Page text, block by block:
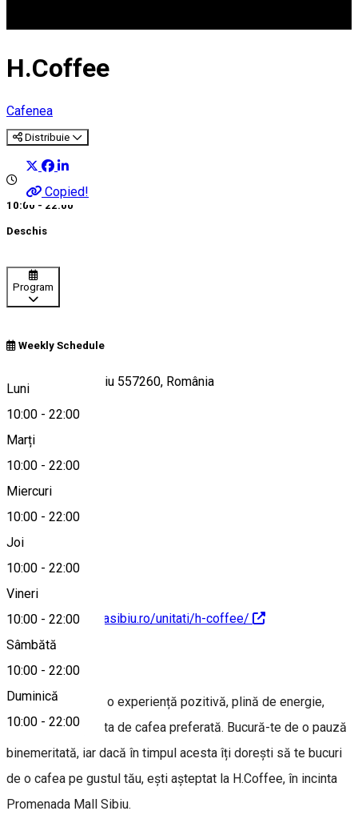
H.Coffee
Cafenea
Distribuie
Copied!
10:00 - 22:00
Deschis
Program
Weekly Schedule
Luni
10:00 - 22:00
Marți
10:00 - 22:00
Miercuri
10:00 - 22:00
Joi
10:00 - 22:00
Vineri
10:00 - 22:00
Sâmbătă
10:00 - 22:00
Duminică
10:00 - 22:00
Strada Lector, Sibiu 557260, România
Hartă
https://promenadasibiu.ro/unitati/h-coffee/
Despre
H.Coffee iți oferă o experiență pozitivă, plină de energie,
alături de ceașca ta de cafea preferată. Bucură-te de o pauză
binemeritată, iar dacă în timpul acesta îți dorești să te bucuri
de o cafea pe gustul tău, ești așteptat la H.Coffee, în incinta
Promenada Mall Sibiu.